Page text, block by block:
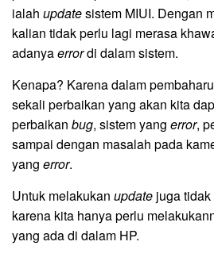
ialah updatesistem MIUI. Dengan
kalian tidak perlu lagi merasa
adanyaerrordi dalam sistem.
Kenapa? Karena dalam
sekali perbaikan yang akan kita
perbaikan bug, sistem yang error,
sampai dengan masalah pada
yang error.
Untuk melakukan update juga
karena kita hanya perlu
yang ada di dalam HP.